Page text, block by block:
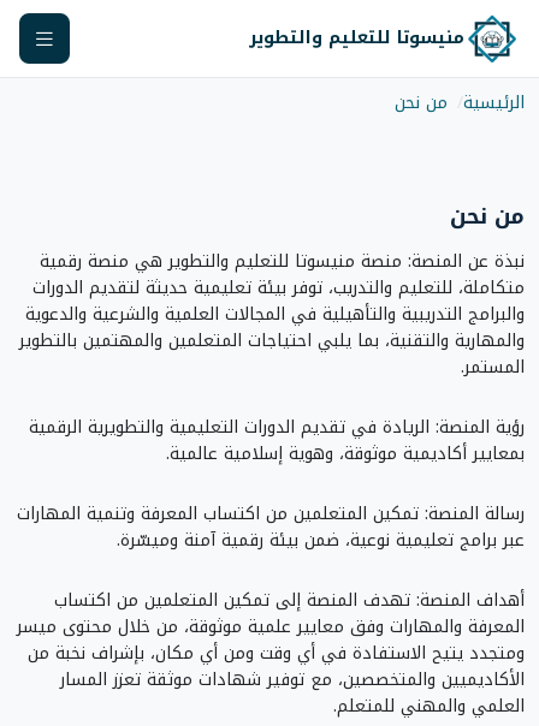
منيسوتا للتعليم والتطوير
الرئيسية
من نحن
من نحن
نبذة عن المنصة: منصة منيسوتا للتعليم والتطوير هي منصة رقمية
متكاملة، للتعليم والتدريب، توفر بيئة تعليمية حديثة لتقديم الدورات
والبرامج التدريبية والتأهيلية في المجالات العلمية والشرعية والدعوية
والمهارية والتقنية، بما يلبي احتياجات المتعلمين والمهتمين بالتطوير
المستمر.
رؤية المنصة: الريادة في تقديم الدورات التعليمية والتطويرية الرقمية
بمعايير أكاديمية موثوقة، وهوية إسلامية عالمية.
رسالة المنصة: تمكين المتعلمين من اكتساب المعرفة وتنمية المهارات
عبر برامج تعليمية نوعية، ضمن بيئة رقمية آمنة وميسّرة.
أهداف المنصة: تهدف المنصة إلى تمكين المتعلمين من اكتساب
المعرفة والمهارات وفق معايير علمية موثوقة، من خلال محتوى ميسر
ومتجدد يتيح الاستفادة في أي وقت ومن أي مكان، بإشراف نخبة من
الأكاديميين والمتخصصين، مع توفير شهادات موثقة تعزز المسار
العلمي والمهني للمتعلم.